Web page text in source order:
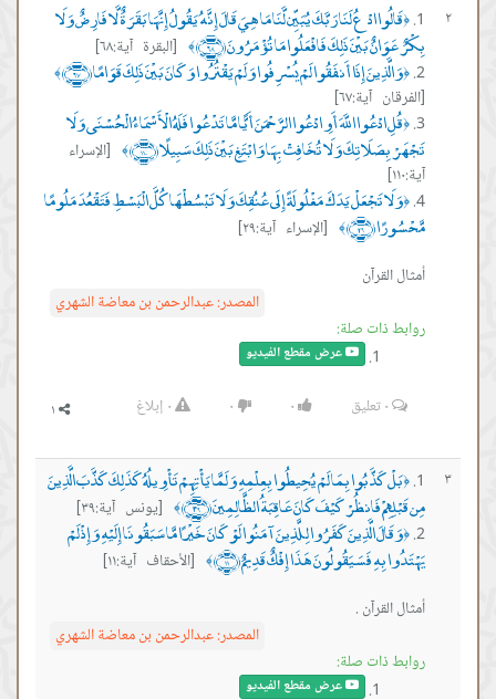
٢ ﴿قَالُوا ادْعُ لَنَا رَبَّكَ يُبَيِّن لَّنَا مَا هِيَ قَالَ إِنَّهُ يَقُولُ إِنَّهَا بَقَرَةٌ لَّا فَارِضٌ وَلَا
بِكْرٌ عَوَانٌ بَيْنَ ذَلِكَ فَافْعَلُوا مَا تُؤْمَرُونَ ﴿٦٨﴾ ﴾ [البقرة آية:٦٨]
﴿وَالَّذِينَ إِذَا أَنفَقُوا لَمْ يُسْرِفُوا وَلَمْ يَقْتُرُوا وَكَانَ بَيْنَ ذَلِكَ قَوَامًا ﴿٦٧﴾ ﴾
[الفرقان آية:٦٧]
﴿قُلِ ادْعُوا اللَّهَ أَوِ ادْعُوا الرَّحْمَنَ أَيًّا مَّا تَدْعُوا فَلَهُ الْأَسْمَاءُ الْحُسْنَى وَلَا
تَجْهَرْ بِصَلَاتِكَ وَلَا تُخَافِتْ بِهَا وَابْتَغِ بَيْنَ ذَلِكَ سَبِيلًا ﴿١١٠﴾ ﴾
[الإسراء
آية:١١٠]
﴿وَلَا تَجْعَلْ يَدَكَ مَغْلُولَةً إِلَى عُنُقِكَ وَلَا تَبْسُطْهَا كُلَّ الْبَسْطِ فَتَقْعُدَ مَلُومًا
مَّحْسُورًا ﴿٢٩﴾ ﴾
[الإسراء آية:٢٩]
أمثال القرآن
المصدر:عبدالرحمن بن معاضة الشهري
روابط ذات صلة:
عرض مقطع الفيديو
٠تعليق ٠ ٠ ٠ إبلاغ
٣ ﴿بَلْ كَذَّبُوا بِمَا لَمْ يُحِيطُوا بِعِلْمِهِ وَلَمَّا يَأْتِهِمْ تَأْوِيلُهُ كَذَلِكَ كَذَّبَ الَّذِينَ
مِن قَبْلِهِمْ فَانظُرْ كَيْفَ كَانَ عَاقِبَةُ الظَّالِمِينَ ﴿٣٩﴾ ﴾ [يونس آية:٣٩]
﴿وَقَالَ الَّذِينَ كَفَرُوا لِلَّذِينَ آمَنُوا لَوْ كَانَ خَيْرًا مَّا سَبَقُونَا إِلَيْهِ وَإِذْ لَمْ
يَهْتَدُوا بِهِ فَسَيَقُولُونَ هَذَا إِفْكٌ قَدِيمٌ ﴿١١﴾ ﴾
[الأحقاف آية:١١]
أمثال القرآن .
المصدر:عبدالرحمن بن معاضة الشهري
روابط ذات صلة:
عرض مقطع الفيديو